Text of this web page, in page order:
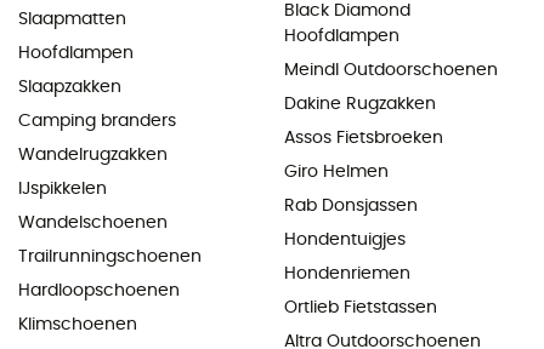
Slaapmatten
Hoofdlampen
Slaapzakken
Camping branders
Wandelrugzakken
IJspikkelen
Wandelschoenen
Trailrunningschoenen
Hardloopschoenen
Klimschoenen
Black Diamond
Hoofdlampen
Meindl Outdoorschoenen
Dakine Rugzakken
Assos Fietsbroeken
Giro Helmen
Rab Donsjassen
Hondentuigjes
Hondenriemen
Ortlieb Fietstassen
Altra Outdoorschoenen